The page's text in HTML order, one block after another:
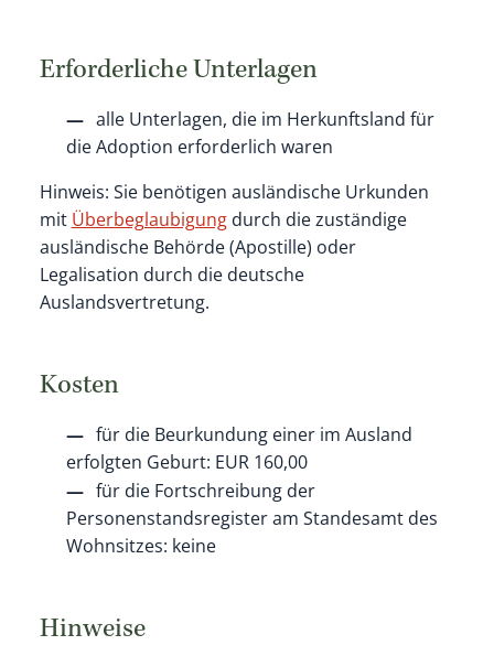
Erforderliche Unterlagen
alle Unterlagen, die im Herkunftsland für
die Adoption erforderlich waren
Hinweis: Sie benötigen ausländische Urkunden
mit Überbeglaubigungdurch die zuständige
ausländische Behörde (Apostille) oder
Legalisation durch die deutsche
Auslandsvertretung.
Kosten
für die Beurkundung einer im Ausland
erfolgten Geburt: EUR 160,00
für die Fortschreibung der
Personenstandsregister am Standesamt des
Wohnsitzes: keine
Hinweise